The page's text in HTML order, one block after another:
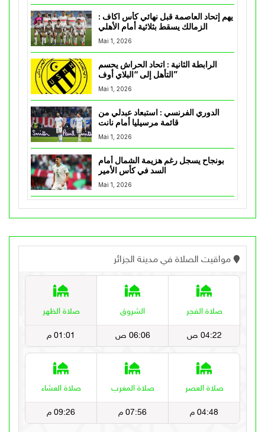
يهم إتحاد العاصمة قبل نهائي كأس اكاف :
Mai 1, 2026
الرابطة الثانية : اتحاد الحراش يحسم
التأهل إلى “البلاي أوف”
Mai 1, 2026
الدوري الفرنسي : استبعاد عبدلي من
قائمة مرسيليا أمام نانت
Mai 1, 2026
بونجاح يسجل رغم هزيمة الشمال أمام
السد في كأس الأمير
Mai 1, 2026